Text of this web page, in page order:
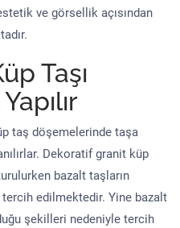
ve görsellik açısından
Taşı
taş döşemelerinde taşa
Dekoratif granit küp
bazalt taşların
tercih edilmektedir. Yine bazalt
şekilleri nedeniyle tercih